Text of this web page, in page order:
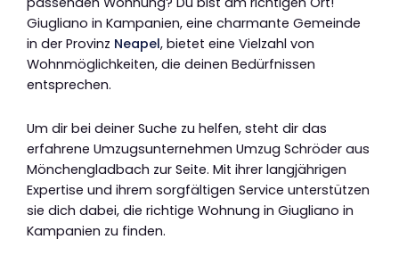
Giugliano in Kampanien, eine charmante Gemeinde
in der Provinz Neapel, bietet eine Vielzahl von
Wohnmöglichkeiten, die deinen Bedürfnissen
entsprechen.
Um dir bei deiner Suche zu helfen, steht dir das
erfahrene Umzugsunternehmen Umzug Schröder aus
Mönchengladbach zur Seite. Mit ihrer langjährigen
Expertise und ihrem sorgfältigen Service unterstützen
sie dich dabei, die richtige Wohnung in Giugliano in
Kampanien zu finden.